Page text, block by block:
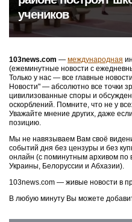
учеников
103news.com — международная
(ежеминутные новости с
Только у нас — все главные
Новости" — абсолютно все точки
цивилизованные споры и
оскорблений. Помните, что не у
Уважайте мнение других, даже
позицию.
Мы не навязываем Вам своё
событий дня без цензуры и без
онлайн (с поминутным архивом по
Украины, Белоруссии и Абхазии).
103news.com — живые новости в
В любую минуту Вы можете